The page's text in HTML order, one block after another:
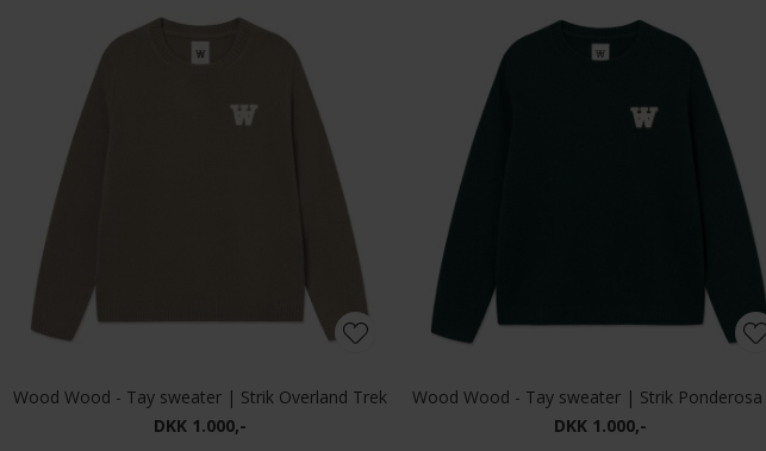
Wood Wood - Tay sweater | Strik Overland Trek
DKK 1.000,-
DKK 1.000,-